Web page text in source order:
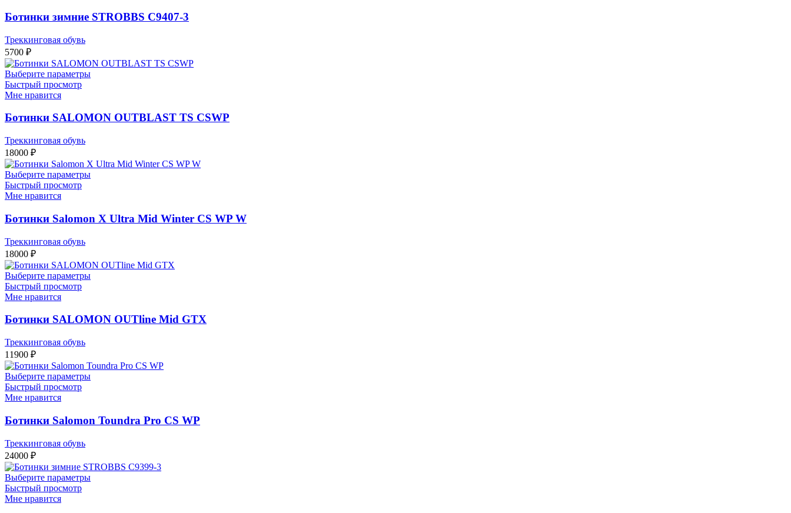
Ботинки зимние STROBBS C9407-3
Треккинговая обувь
5700 ₽
Выберите параметры
Быстрый просмотр
Мне нравится
Ботинки SALOMON OUTBLAST TS CSWP
Треккинговая обувь
18000 ₽
Выберите параметры
Быстрый просмотр
Мне нравится
Ботинки Salomon X Ultra Mid Winter CS WP W
Треккинговая обувь
18000 ₽
Выберите параметры
Быстрый просмотр
Мне нравится
Ботинки SALOMON OUTline Mid GTX
Треккинговая обувь
11900 ₽
Выберите параметры
Быстрый просмотр
Мне нравится
Ботинки Salomon Toundra Pro CS WP
Треккинговая обувь
24000 ₽
Выберите параметры
Быстрый просмотр
Мне нравится